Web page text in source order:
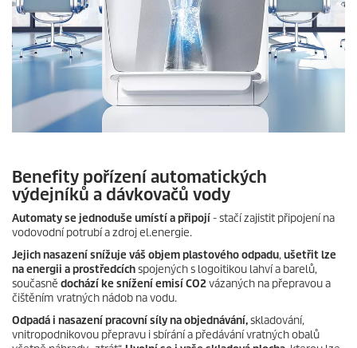
Benefity pořízení automatických
výdejníků a dávkovačů vody
Automaty se jednoduše umístí a připojí- stačí zajistit připojení na
vodovodní potrubí a zdroj el.energie.
Jejich nasazení snížuje váš objem plastového odpadu,ušetřit lze
na energii a prostředcíchspojených s logoitikou lahví a barelů,
současně dochází ke snížení emisí CO2vázaných na přepravou a
čištěním vratných nádob na vodu.
Odpadá i nasazení pracovní síly na objednávání,skladování,
vnitropodnikovou přepravu i sbírání a předávání vratných obalů